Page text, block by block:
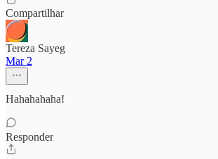
Compartilhar
Tereza Sayeg
Mar 2
Hahahahaha!
Responder